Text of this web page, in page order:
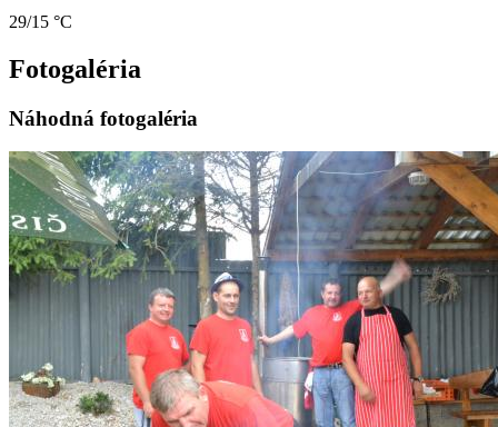
29/15 °C
Fotogaléria
Náhodná fotogaléria